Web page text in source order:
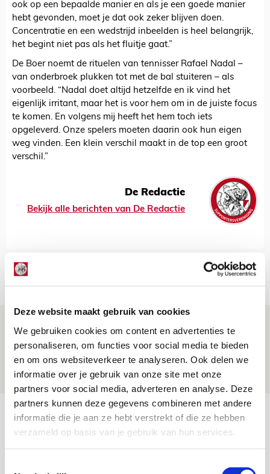
Deze website maakt gebruik van cookies
We gebruiken cookies om content en advertenties te
personaliseren, om functies voor social media te bieden
en om ons websiteverkeer te analyseren. Ook delen we
informatie over je gebruik van onze site met onze
partners voor social media, adverteren en analyse. Deze
partners kunnen deze gegevens combineren met andere
informatie die je aan ze hebt verstrekt of die ze hebben
verzameld op basis van je gebruik van hun services.
ook op een bepaalde manier en als je een goede manier
hebt gevonden, moet je dat ook zeker blijven doen.
Concentratie en een wedstrijd inbeelden is heel belangrijk,
het begint niet pas als het fluitje gaat.”
De Boer noemt de rituelen van tennisser Rafael Nadal –
van onderbroek plukken tot met de bal stuiteren – als
voorbeeld. “Nadal doet altijd hetzelfde en ik vind het
eigenlijk irritant, maar het is voor hem om in de juiste focus
te komen. En volgens mij heeft het hem toch iets
opgeleverd. Onze spelers moeten daarin ook hun eigen
weg vinden. Een klein verschil maakt in de top een groot
verschil.”
De Redactie
Bekijk alle berichten van De Redactie
Net binnen //
Drie dingen die je moet weten over PEC
Zwolle - Ajax
08 AUGUSTUS 2026 - 12:32
NIEUWS
Míchels elf: met welke formatie begin
jij aan nieuw eredivisieseizoen?
08 AUGUSTUS 2026 - 11:34